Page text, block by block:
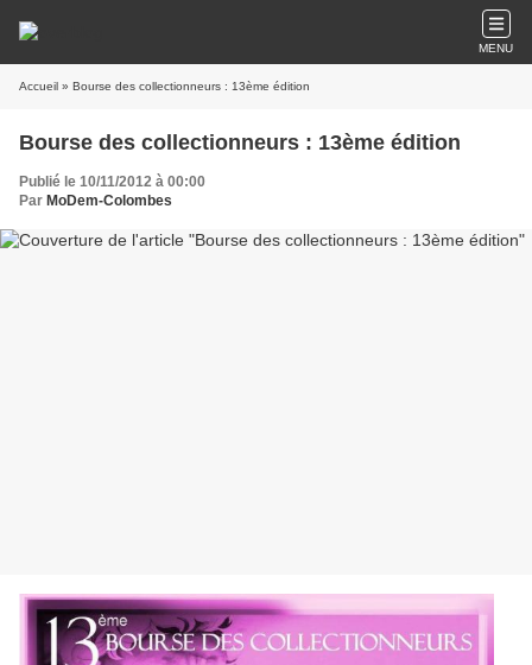
MENU
Accueil » Bourse des collectionneurs : 13ème édition
Bourse des collectionneurs : 13ème édition
Publié le 10/11/2012 à 00:00
Par MoDem-Colombes